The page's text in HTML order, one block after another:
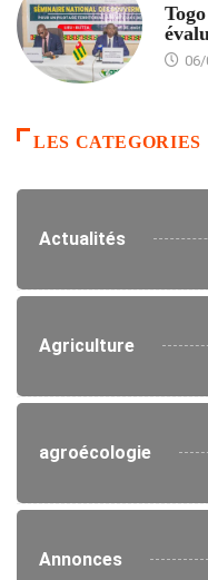
LES CATEGORIES
Actualités
Agriculture
agroécologie
Annonces